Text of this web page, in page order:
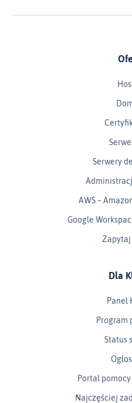
Serwery
AWS –
Google
Zapytaj
Dla
Panel
Program
Status
Portal
Najczęściej